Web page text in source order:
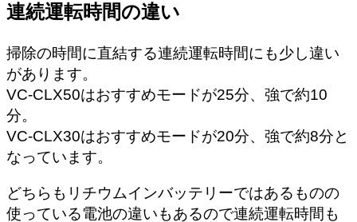
連続運転時間の違い
掃除の時間に直結する連続運転時間にも少し違い
があります。
VC-CLX50はおすすめモードが25分、強で約10
分。
VC-CLX30はおすすめモードが20分、強で約8分と
なっています。
どちらもリチウムインバッテリーではあるものの
使っている電池の違いもあるので連続運転時間も